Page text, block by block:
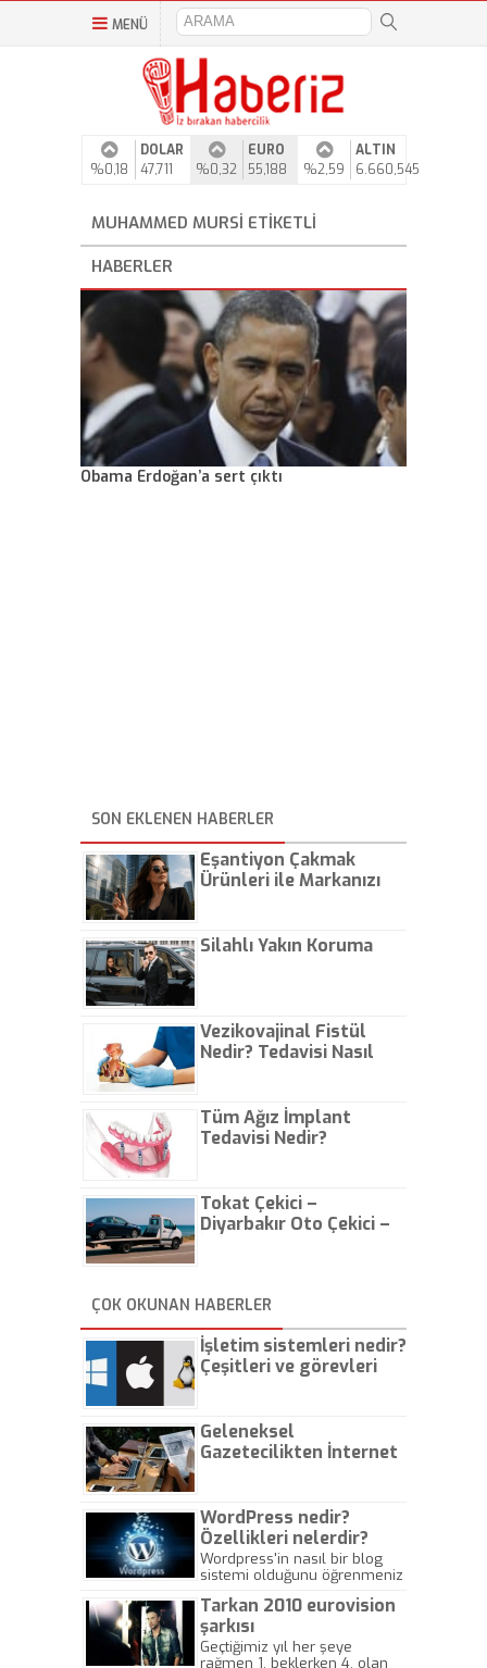
MENÜ
%0,18
DOLAR
47,711
%0,32
EURO
55,188
%2,59
ALTIN
6.660,545
MUHAMMED MURSI ETIKETLI
HABERLER
Obama Erdoğan’a sert çıktı
SON EKLENEN HABERLER
Eşantiyon Çakmak
Ürünleri ile Markanızı
Silahlı Yakın Koruma
Vezikovajinal Fistül
Nedir? Tedavisi Nasıl
Tüm Ağız İmplant
Tedavisi Nedir?
Tokat Çekici –
Diyarbakır Oto Çekici –
ÇOK OKUNAN HABERLER
İşletim sistemleri nedir?
Çeşitleri ve görevleri
Geleneksel
Gazetecilikten İnternet
WordPress nedir?
Özellikleri nelerdir?
Wordpress'in nasıl bir blog
sistemi olduğunu öğrenmeniz
Tarkan 2010 eurovision
şarkısı
Geçtiğimiz yıl her şeye
rağmen 1. beklerken 4. olan